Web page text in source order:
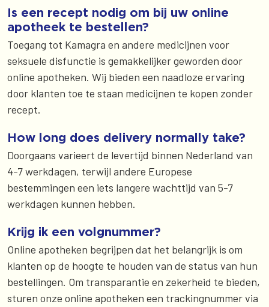
Is een recept nodig om bij uw online
apotheek te bestellen?
Toegang tot Kamagra en andere medicijnen voor
seksuele disfunctie is gemakkelijker geworden door
online apotheken. Wij bieden een naadloze ervaring
door klanten toe te staan medicijnen te kopen zonder
recept.
How long does delivery normally take?
Doorgaans varieert de levertijd binnen Nederland van
4-7 werkdagen, terwijl andere Europese
bestemmingen een iets langere wachttijd van 5-7
werkdagen kunnen hebben.
Krijg ik een volgnummer?
Online apotheken begrijpen dat het belangrijk is om
klanten op de hoogte te houden van de status van hun
bestellingen. Om transparantie en zekerheid te bieden,
sturen onze online apotheken een trackingnummer via